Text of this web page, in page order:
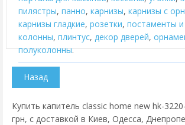
пилястры, панно, карнизы, карнизы с
карнизы гладкие, розетки, постаменты и
колонны, плинтус, декор дверей,
полуколонны.
Купить капитель classic home new hk-
грн, с доставкой в Киев, Одесса,